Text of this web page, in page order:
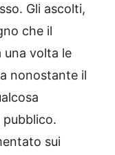
Gli ascolti,
che il
una volta le
nonostante il
sui